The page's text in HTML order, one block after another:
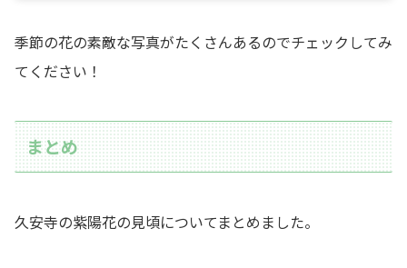
季節の花の素敵な写真がたくさんあるのでチェックしてみ
てください！
まとめ
久安寺の紫陽花の見頃についてまとめました。